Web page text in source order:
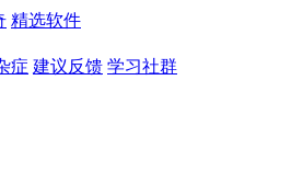
精选软件
症 建议反馈 学习社群